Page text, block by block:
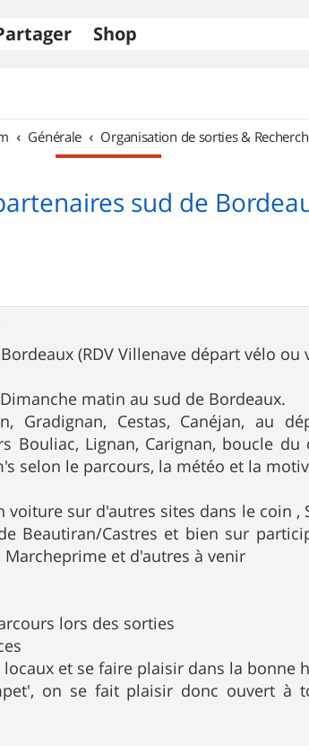
Shop
Générale Organisation de sorties &
sud de
(RDV Villenave départ vélo ou
matin au sud de Bordeaux.
Gradignan, Cestas, Canéjan, au
Bouliac, Lignan, Carignan, boucle
selon le parcours, la météo et la
voiture sur d'autres sites dans le coin ,
Beautiran/Castres et bien sur
Marcheprime et d'autres à venir
lors des sorties
et se faire plaisir dans la bonne
on se fait plaisir donc ouvert à